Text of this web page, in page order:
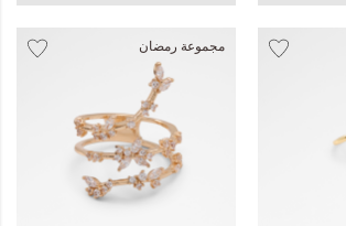
مجموعة رمضان